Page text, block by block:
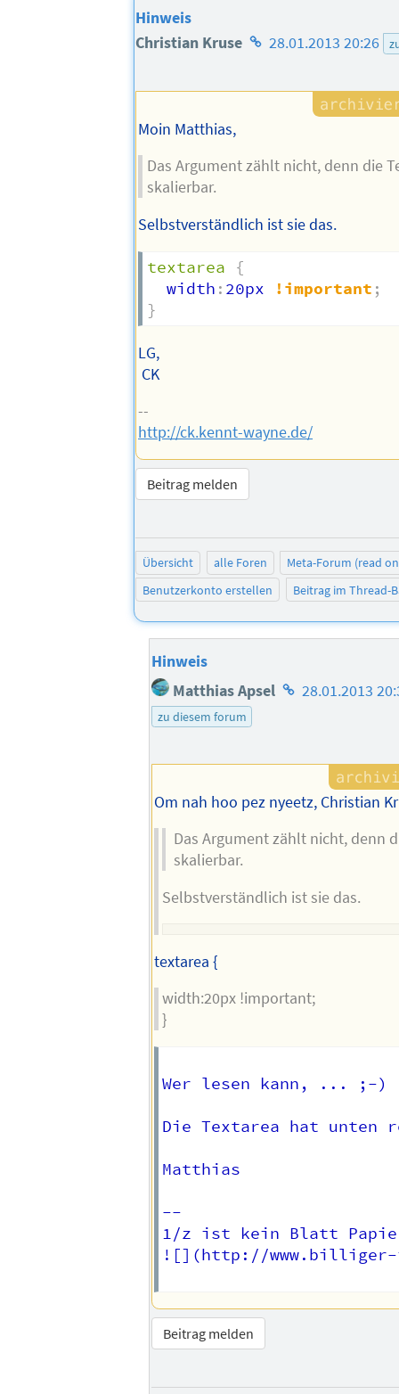
Hinweis
Christian Kruse Homepage
Autors
28.01.2013 20:26
Moin Matthias,
Das Argument zählt nicht, denn die
skalierbar.
Selbstverständlich ist sie das.
textarea
{
  width
: 20px !important ;
}
LG,
CK
--
http://ck.kennt-wayne.de/
Beitrag melden
Übersicht alle Foren
Meta-Forum (read
Benutzerkonto erstellen
Beitrag im Thread-
Hinweis
Matthias Apsel Homepage
28.01.2013
zu diesem forum
Om nah hoo pez nyeetz, Christian
Das Argument zählt nicht, denn
skalierbar.
Selbstverständlich ist sie das.
textarea {
width:20px !important;
}
Wer lesen kann, ...
Die Textarea hat unten
Matthias
--
1/z ist kein Blatt
![](http://
Beitrag melden